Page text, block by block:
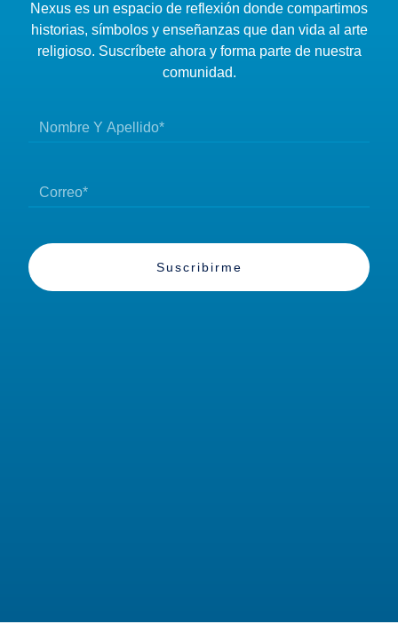
Nexus es un espacio de reflexión donde compartimos
historias, símbolos y enseñanzas que dan vida al arte
religioso. Suscríbete ahora y forma parte de nuestra
comunidad.
Suscribirme